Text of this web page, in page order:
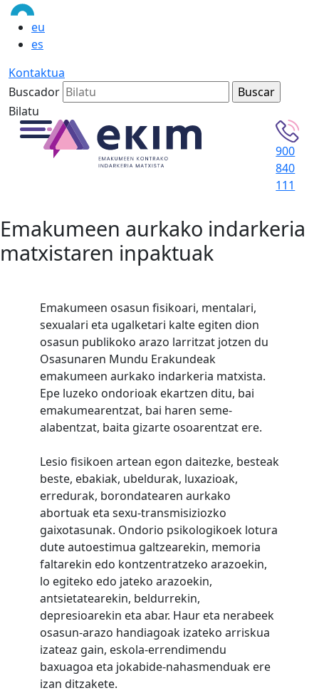
eu
es
Kontaktua
Buscador
Bilatu
900
840
111
Emakumeen aurkako indarkeria
matxistaren inpaktuak
Emakumeen osasun fisikoari, mentalari,
sexualari eta ugalketari kalte egiten dion
osasun publikoko arazo larritzat jotzen du
Osasunaren Mundu Erakundeak
emakumeen aurkako indarkeria matxista.
Epe luzeko ondorioak ekartzen ditu, bai
emakumearentzat, bai haren seme-
alabentzat, baita gizarte osoarentzat ere.
Lesio fisikoen artean egon daitezke, besteak
beste, ebakiak, ubeldurak, luxazioak,
erredurak, borondatearen aurkako
abortuak eta sexu-transmisiziozko
gaixotasunak. Ondorio psikologikoek lotura
dute autoestimua galtzearekin, memoria
faltarekin edo kontzentratzeko arazoekin,
lo egiteko edo jateko arazoekin,
antsietatearekin, beldurrekin,
depresioarekin eta abar. Haur eta nerabeek
osasun-arazo handiagoak izateko arriskua
izateaz gain, eskola-errendimendu
baxuagoa eta jokabide-nahasmenduak ere
izan ditzakete.